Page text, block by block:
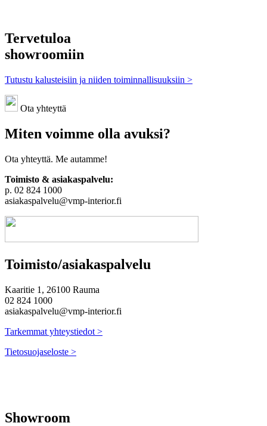
Tervetuloa
showroomiin
Tutustu kalusteisiin ja niiden toiminnallisuuksiin >
Ota yhteyttä
Miten voimme olla avuksi?
Ota yhteyttä. Me autamme!
Toimisto & asiakaspalvelu:
p. 02 824 1000
asiakaspalvelu@vmp-interior.fi
Toimisto/asiakaspalvelu
Kaaritie 1, 26100 Rauma
02 824 1000
asiakaspalvelu@vmp-interior.fi
Tarkemmat yhteystiedot >
Tietosuojaseloste >
Showroom